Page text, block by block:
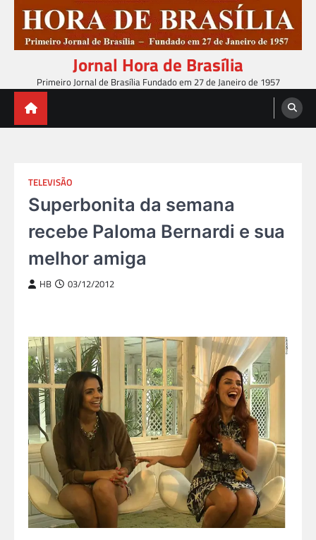
content
Jornal Hora de Brasília
Primeiro Jornal de Brasília Fundado em 27 de Janeiro de 1957
TELEVISÃO
Superbonita da semana
recebe Paloma Bernardi e sua
melhor amiga
HB 03/12/2012